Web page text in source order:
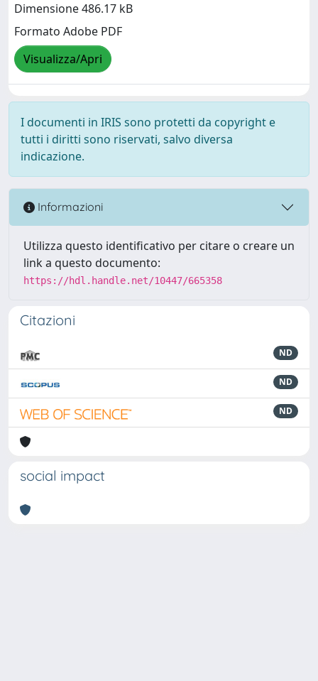
Dimensione 486.17 kB
Formato Adobe PDF
Visualizza/Apri
I documenti in IRIS sono protetti da copyright e
tutti i diritti sono riservati, salvo diversa
indicazione.
Informazioni
Utilizza questo identificativo per citare o creare un
link a questo documento:
https://hdl.handle.net/10447/665358
Citazioni
ND
ND
ND
social impact